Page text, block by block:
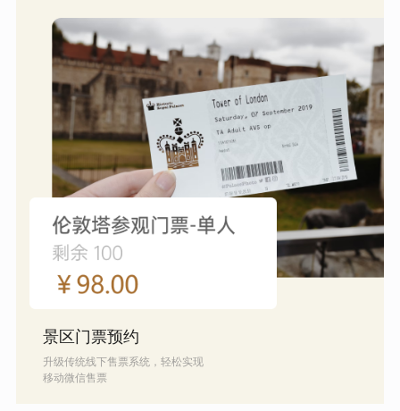
景区门票预约
升级传统线下售票系统，轻松实现
移动微信售票